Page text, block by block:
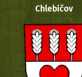
Chlebičov